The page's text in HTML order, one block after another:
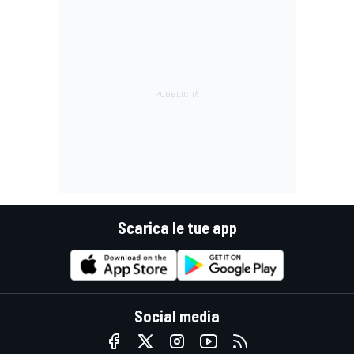
Scarica le tue app
Social media